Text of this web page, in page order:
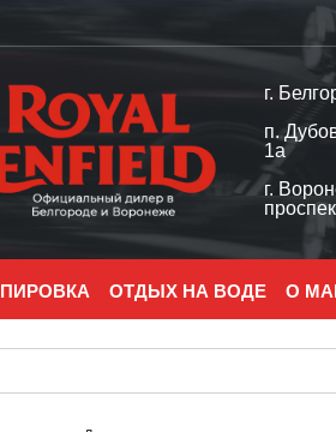
г.
п.
1а
г.
ОТДЫХ НА ВОДЕ О